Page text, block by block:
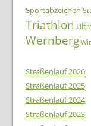
Sportabzeichen
Triathlon
Wernberg
Straßenlauf 2026
Straßenlauf 2025
Straßenlauf 2024
Straßenlauf 2023